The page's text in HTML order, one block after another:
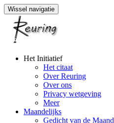
Wissel navigatie
Naar
Het Initiatief
Het citaat
Over Reuring
Over ons
Privacy wetgeving
Meer
Maandelijks
Gedicht van de Maand